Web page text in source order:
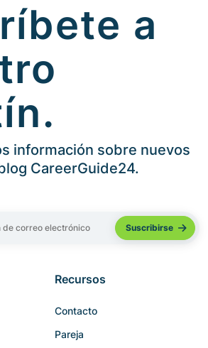
a
información sobre nuevos
CareerGuide24.
Recursos
Contacto
Pareja